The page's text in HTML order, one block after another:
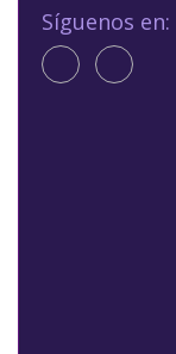
Síguenos en: